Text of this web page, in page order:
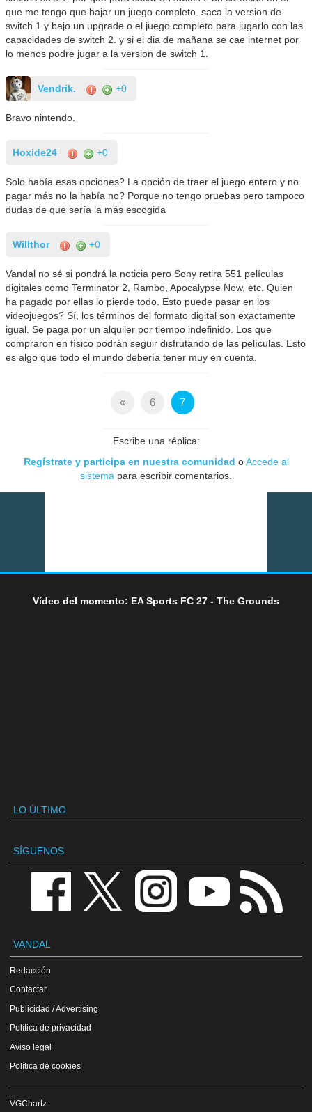
que me tengo que bajar un juego completo. saca la version de
switch 1 y bajo un upgrade o el juego completo para jugarlo con las
capacidades de switch 2. y si el dia de mañana se cae internet por
lo menos podre jugar a la version de switch 1.
Vendrik. +0
Bravo nintendo.
Hoxide24 +0
Solo había esas opciones? La opción de traer el juego entero y no
pagar más no la había no? Porque no tengo pruebas pero tampoco
dudas de que sería la más escogida
Willthor +0
Vandal no sé si pondrá la noticia pero Sony retira 551 películas
digitales como Terminator 2, Rambo, Apocalypse Now, etc. Quien
ha pagado por ellas lo pierde todo. Esto puede pasar en los
videojuegos? Sí, los términos del formato digital son exactamente
igual. Se paga por un alquiler por tiempo indefinido. Los que
compraron en físico podrán seguir disfrutando de las películas. Esto
es algo que todo el mundo debería tener muy en cuenta.
« 6 7
Escribe una réplica:
Regístrate y participa en nuestra comunidad oAccede al
sistema para escribir comentarios.
Vídeo del momento: EA Sports FC 27 - The Grounds
LO ÚLTIMO
SÍGUENOS
VANDAL
Redacción
Contactar
Publicidad / Advertising
Política de privacidad
Aviso legal
Política de cookies
VGChartz